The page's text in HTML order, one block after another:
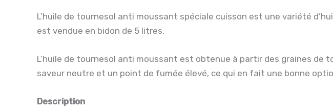
L’huile de tournesol anti moussant spéciale cuisson est une variété
est vendue en bidon de 5 litres.
L’huile de tournesol anti moussant est obtenue à partir des graines de
saveur neutre et un point de fumée élevé, ce qui en fait une bonne
Description